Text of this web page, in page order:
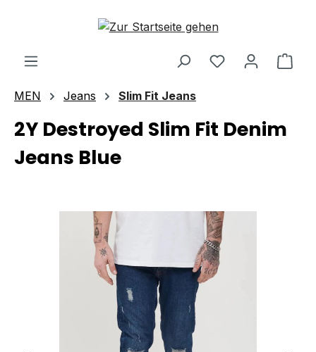
Zum Hauptinhalt springen
MEN Jeans Slim Fit Jeans
2Y Destroyed Slim Fit Denim
Jeans Blue
Bildergalerie überspringen